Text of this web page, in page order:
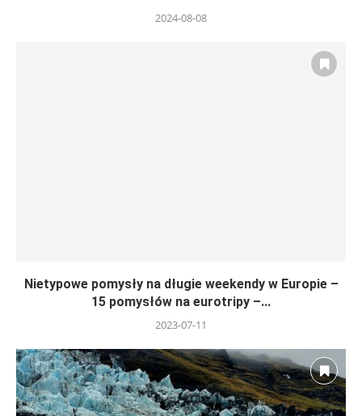
2024-08-08
Nietypowe pomysły na długie weekendy w Europie –
15 pomysłów na eurotripy –...
2023-07-11